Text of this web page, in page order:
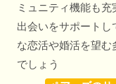
ミュニティ機能も
出会いをサポートし
な恋活や婚活を望む
でしょう